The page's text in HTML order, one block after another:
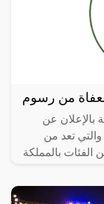
من رسوم
بالإعلان عن
تعد من
الفئات بالمملكة